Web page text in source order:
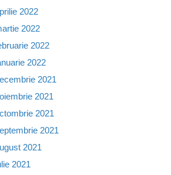
2022
2022
2022
2022
2021
2021
2021
2021
2021
2021